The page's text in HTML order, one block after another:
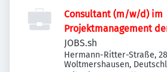
Consultant (m/w/d) im
Projektmanagement
JOBS.sh
Hermann-Ritter-Straße,
Woltmershausen,